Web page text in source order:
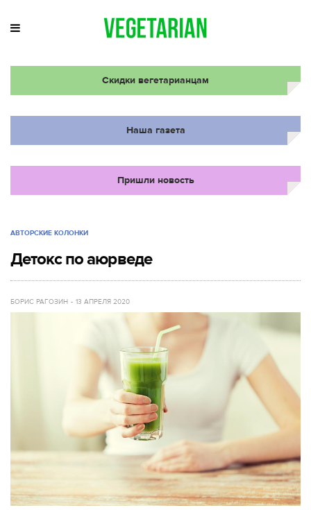
Скидки вегетарианцам
Наша газета
Пришли новость
АВТОРСКИЕ КОЛОНКИ
Детокс по аюрведе
БОРИС РАГОЗИН 13 АПРЕЛЯ 2020